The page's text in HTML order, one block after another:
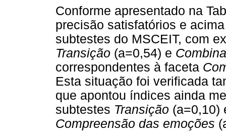
Conforme apresentado na
precisão satisfatórios e
subtestes do MSCEIT, com
Transição (a=0,54) e
correspondentes à faceta
Esta situação foi verificada
que apontou índices ainda
subtestes Transição (a=0,10)
Compreensão das emoções